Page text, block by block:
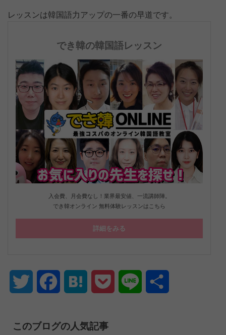
レッスンは韓国語力アップの一番の早道です。
でき韓の韓国語レッスン
入会費、月会費なし！業界最安値、一流講師陣。
でき韓オンライン 無料体験レッスンはこちら
詳細をみる
Twitter FacebookHatena Pocket Line
このブログの人気記事